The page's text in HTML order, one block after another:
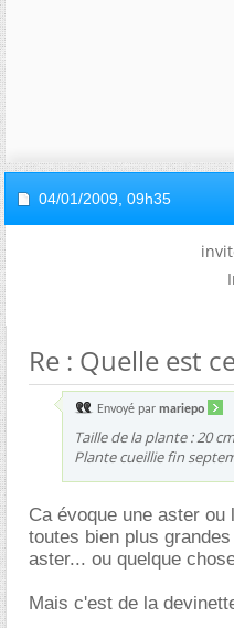
04/01/2009, 09h35
Re : Quelle est
Envoyé par mariepo
Taille de la plante : 20 cm
Plante cueillie fin
Ca évoque une aster
toutes bien plus
aster... ou quelque
Mais c'est de la